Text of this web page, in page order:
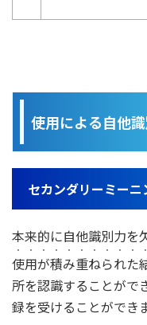
使用による自他
セカンダリーミーニ
本来的に自他識別力を
使用が積み重ねられた
・・・・・・・・・・
所を認識することがで
録を受けることができ